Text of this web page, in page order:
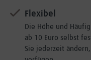
Flexibel
Die Höhe und
ab 10 Euro selbst
Sie jederzeit